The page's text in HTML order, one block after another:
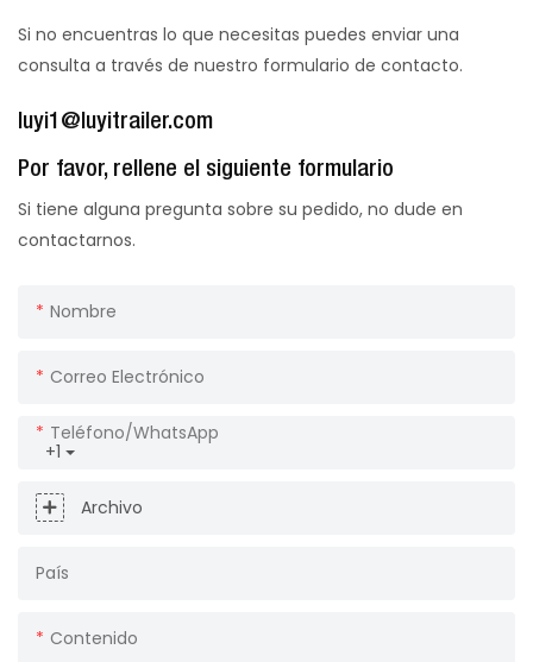
Si no encuentras lo que necesitas puedes enviar una
consulta a través de nuestro formulario de contacto.
luyi1@luyitrailer.com
Por favor, rellene el siguiente formulario
Si tiene alguna pregunta sobre su pedido, no dude en
contactarnos.
Nombre
Correo Electrónico
+1
Teléfono/WhatsApp
Archivo
País
Contenido